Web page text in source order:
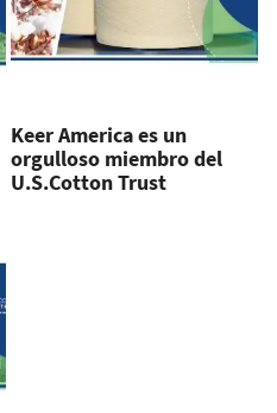
Keer America es un
orgulloso miembro del
U.S.Cotton Trust